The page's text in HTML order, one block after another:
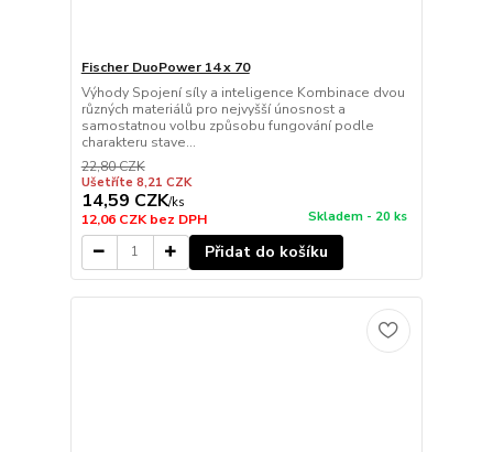
Fischer DuoPower 14 x 70
Výhody Spojení síly a inteligence Kombinace dvou
různých materiálů pro nejvyšší únosnost a
samostatnou volbu způsobu fungování podle
charakteru stave...
22,80 CZK
Ušetříte 8,21 CZK
14,59 CZK/ks
12,06 CZKbez DPH Skladem - 20 ks
Přidat do košíku